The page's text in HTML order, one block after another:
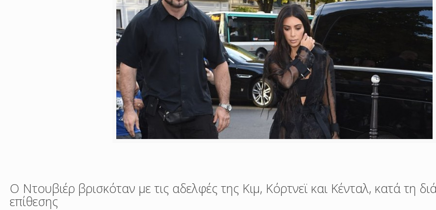
Ο Ντουβιέρ βρισκόταν με τις αδελφές της Κιμ, Κόρτνεϊ και Κένταλ, κατά τη
επίθεσης